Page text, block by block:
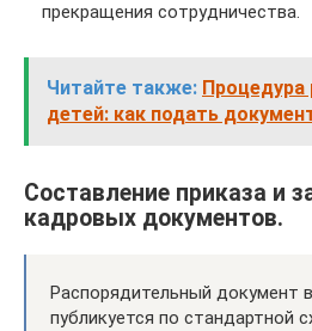
прекращения сотрудничества.
Читайте также: Процедура
детей: как подать
Составление приказа и
кадровых документов.
Распорядительный документ
публикуется по стандартной